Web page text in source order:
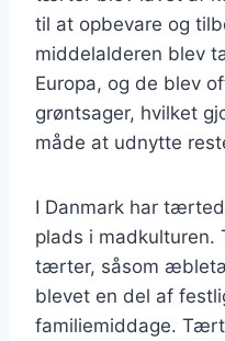
til at opbevare og
middelalderen blev
Europa, og de blev
grøntsager, hvilket
måde at udnytte
I Danmark har
plads i madkulturen.
tærter, såsom
blevet en del af
familiemiddage.